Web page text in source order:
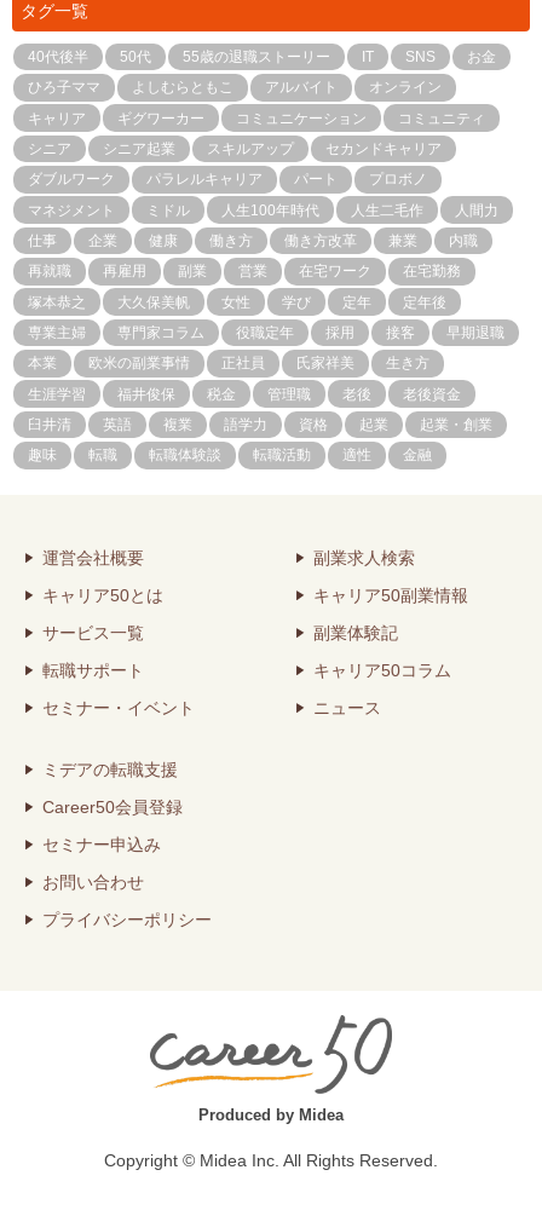
タグ一覧
40代後半 50代 55歳の退職ストーリー IT SNS
お金
ひろ子ママ
よしむらともこ アルバイト
オンライン
キャリア
ギグワーカー コミュニケーション
コミュニティ
シニア
シニア起業 スキルアップ
セカンドキャリア
ダブルワーク
パラレルキャリア パート
プロボノ
マネジメント
ミドル 人生100年時代 人生二毛作
人間力
仕事
企業 健康 働き方 働き方改革 兼業
内職
再就職
再雇用 副業 営業 在宅ワーク
在宅勤務
塚本恭之
大久保美帆 女性 学び 定年
定年後
専業主婦
専門家コラム 役職定年 採用 接客
早期退職
本業
欧米の副業事情 正社員 氏家祥美
生き方
生涯学習
福井俊保 税金 管理職 老後
老後資金
臼井清
英語 複業 語学力 資格 起業
起業・創業
趣味
転職 転職体験談 転職活動 適性 金融
運営会社概要
キャリア50とは
サービス一覧
転職サポート
セミナー・イベント
副業求人検索
キャリア50副業情報
副業体験記
キャリア50コラム
ニュース
ミデアの転職支援
Career50会員登録
セミナー申込み
お問い合わせ
プライバシーポリシー
Produced by Midea
Copyright © Midea Inc. All Rights Reserved.